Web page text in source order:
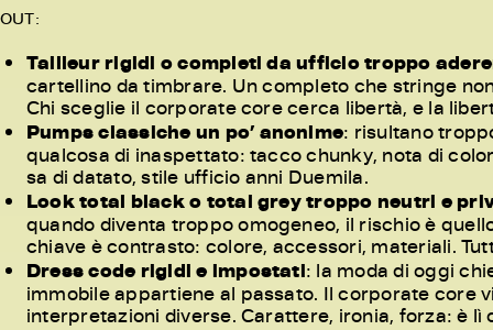
OUT:
Tailleur rigidi o completi da ufficio troppo
cartellino da timbrare. Un completo che stringe
Chi sceglie il corporate core cerca libertà, e la
Pumps classiche un po’ anonime: risultano
qualcosa di inaspettato: tacco chunky, nota di
sa di datato, stile ufficio anni Duemila.
Look total black o total grey troppo neutri e
quando diventa troppo omogeneo, il rischio è
chiave è contrasto: colore, accessori, materiali.
Dress code rigidi e impostati: la moda di oggi
immobile appartiene al passato. Il corporate core
interpretazioni diverse. Carattere, ironia, forza: è